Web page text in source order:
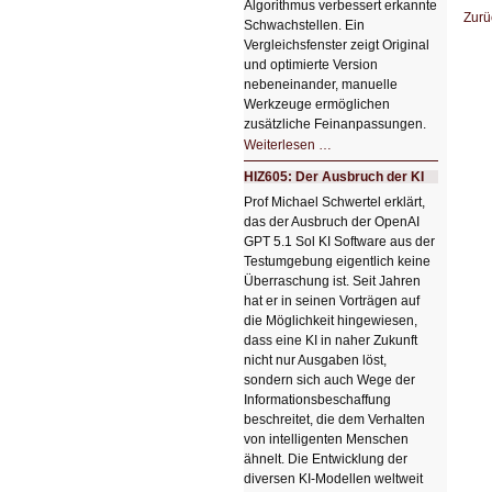
Algorithmus verbessert erkannte
Schwachstellen. Ein
Vergleichsfenster zeigt Original
und optimierte Version
nebeneinander, manuelle
Werkzeuge ermöglichen
zusätzliche Feinanpassungen.
Weiterlesen …
Bildverschönerung
mit
einem
Klick
HIZ606:
Bildverschönerung
mit
einem
Klick
HIZ605: Der Ausbruch der KI
Prof Michael Schwertel erklärt,
das der Ausbruch der OpenAI
GPT 5.1 Sol KI Software aus der
Testumgebung eigentlich keine
Überraschung ist. Seit Jahren
hat er in seinen Vorträgen auf
die Möglichkeit hingewiesen,
dass eine KI in naher Zukunft
nicht nur Ausgaben löst,
sondern sich auch Wege der
Informationsbeschaffung
beschreitet, die dem Verhalten
von intelligenten Menschen
ähnelt. Die Entwicklung der
diversen KI-Modellen weltweit